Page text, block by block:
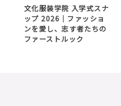
文化服装学院 入学式スナ
ップ 2026｜ファッショ
ンを愛し、志す者たちの
ファーストルック